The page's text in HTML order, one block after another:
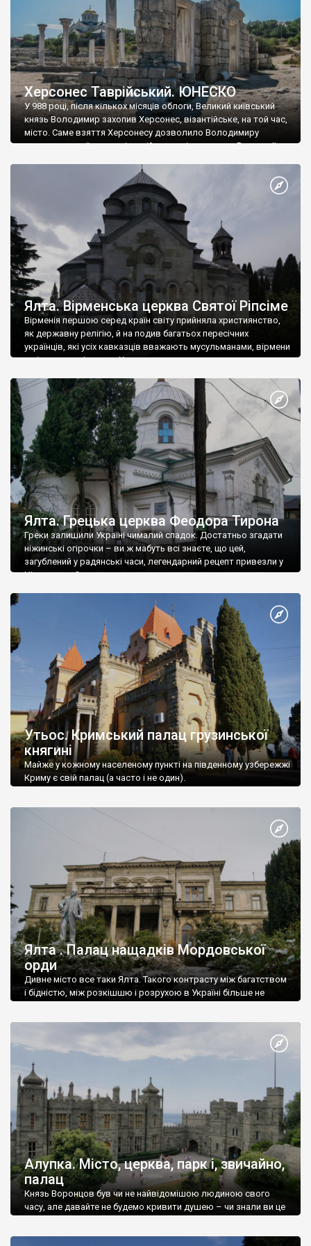
Херсонес Таврійський. ЮНЕСКО
У 988 році, після кількох місяців облоги, Великий київський
князь Володимир захопив Херсонес, візантійське, на той час,
місто. Саме взяття Херсонесу дозволило Володимиру
диктувати свої умови візантійському імператору Василю ІІ, та
Херсонесі Володимир-язичник, став Василем-християнином.
А потім було Хрещення Русі. На честь Херсонесу Таврійського
Ялта. Вірменська церква Святої Ріпсіме
Вірменія першою серед країн світу прийняла християнство,
як державну релігію, й на подив багатьох пересічних
українців, які усіх кавказців вважають мусульманами, вірмени
є відданими вірянами Христа
Ялта. Грецька церква Феодора Тирона
Греки залишили Україні чималий спадок. Достатньо згадати
ніжинські огірочки – ви ж мабуть всі знаєте, що цей,
загублений у радянські часи, легендарний рецепт привезли у
Ніжин греки?
Утьос. Кримський палац грузинської
княгині
Майже у кожному населеному пункті на південному узбережжі
Криму є свій палац (а часто і не один).
Ялта . Палац нащадків Мордовської
орди
Дивне місто все таки Ялта. Такого контрасту між багатством
і бідністю, між розкішшю і розрухою в Україні більше не
Алупка. Місто, церква, парк і, звичайно,
палац
Князь Воронцов був чи не найвідомішою людиною свого
часу, але давайте не будемо кривити душею – чи знали ви це